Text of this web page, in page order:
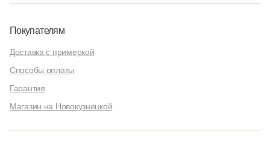
Покупателям
Доставка с примеркой
Способы оплаты
Гарантия
Магазин на Новокузнецкой